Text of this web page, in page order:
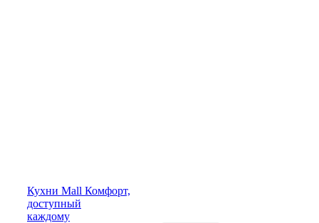
Кухни Mall Комфорт,
доступный
каждому